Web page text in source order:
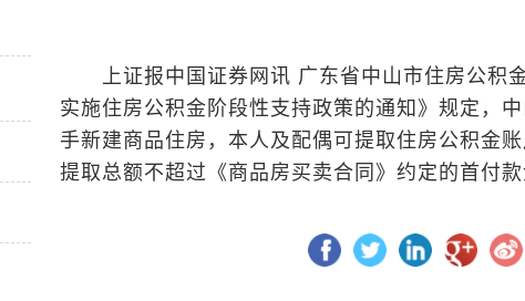
上证报中国证券网讯 广东省中山市住房公积
实施住房公积金阶段性支持政策的通知》规定，
手新建商品住房，本人及配偶可提取住房公积金账
提取总额不超过《商品房买卖合同》约定的首付款